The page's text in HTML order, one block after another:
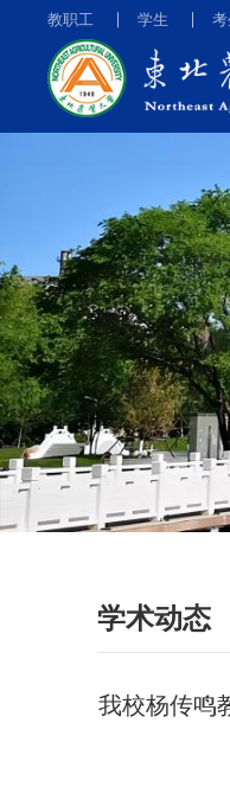
教职工 学生 考
学术动态
我校杨传鸣